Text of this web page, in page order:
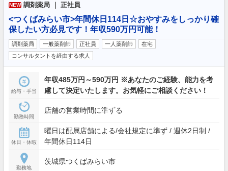
NEW 調剤薬局 ｜ 正社員
<つくばみらい市>年間休日114日☆おやすみをしっかり確
保したい方必見です！年収590万円可能！
調剤薬局 一般薬剤師 正社員 一人薬剤師
在宅
コンサルタントを経由する求人
給与・手当
年収485万円～590万円 ※あなたのご経験、能力を考
慮して決定いたします。お気軽にご相談ください！
勤務時間
店舗の営業時間に準ずる
休日・休暇
曜日は配属店舗による/会社規定に準ず / 週休2日制 /
年間休日114日
勤務地
茨城県つくばみらい市